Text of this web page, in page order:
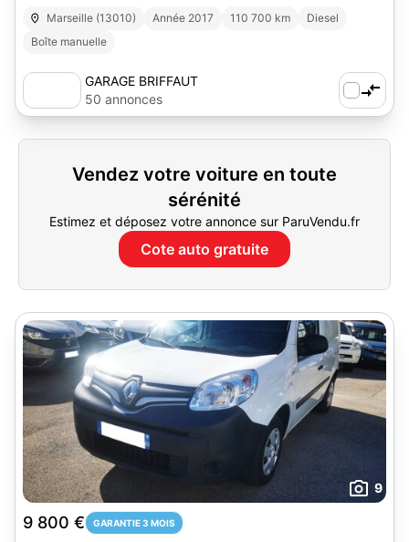
Marseille (13010) Année 2017 110 700 km
Diesel
Boîte manuelle
GARAGE BRIFFAUT
50 annonces
Vendez votre voiture en toute
sérénité
Estimez et déposez votre annonce sur ParuVendu.fr
Cote auto gratuite
9
9 800 € GARANTIE 3 MOIS